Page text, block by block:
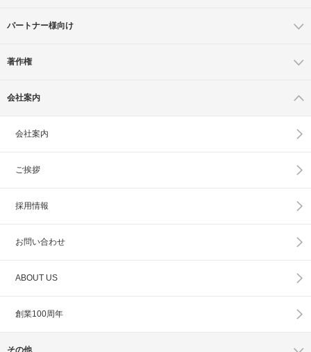
パートナー様向け
著作権
会社案内
会社案内
ご挨拶
採用情報
お問い合わせ
ABOUT US
創業100周年
その他